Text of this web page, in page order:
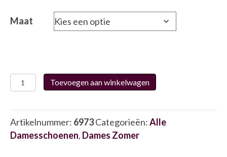
Maat
Josef
Seibel
6973
aantal
Toevoegen aan winkelwagen
Artikelnummer: 6973Categorieën:Alle
Damesschoenen, Dames Zomer